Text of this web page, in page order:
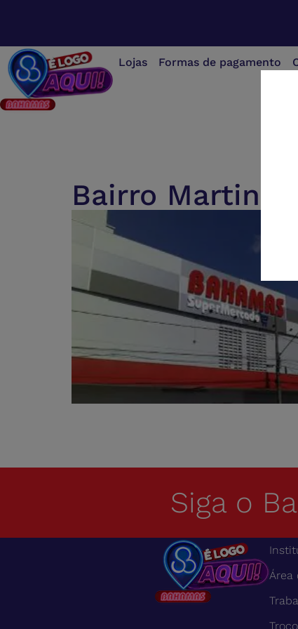
Lojas Formas de pagamento
Bairro Martins
Siga o
Área